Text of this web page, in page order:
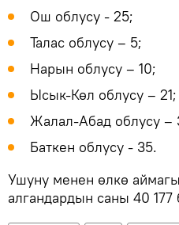
Ош облусу - 25;
Талас облусу – 5;
Нарын облусу – 10;
Ысык-Көл облусу – 21;
Жалал-Абад облусу –
Баткен облусу - 35.
Ушуну менен өлкө
алгандардын саны 40 177